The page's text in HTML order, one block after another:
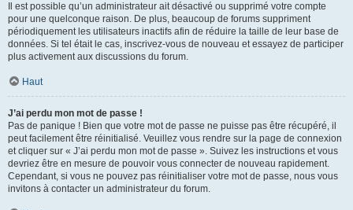
Il est possible qu’un administrateur ait désactivé ou supprimé votre compte
pour une quelconque raison. De plus, beaucoup de forums suppriment
périodiquement les utilisateurs inactifs afin de réduire la taille de leur base de
données. Si tel était le cas, inscrivez-vous de nouveau et essayez de participer
plus activement aux discussions du forum.
Haut
J’ai perdu mon mot de passe !
Pas de panique ! Bien que votre mot de passe ne puisse pas être récupéré, il
peut facilement être réinitialisé. Veuillez vous rendre sur la page de connexion
et cliquer sur « J’ai perdu mon mot de passe ». Suivez les instructions et vous
devriez être en mesure de pouvoir vous connecter de nouveau rapidement.
Cependant, si vous ne pouvez pas réinitialiser votre mot de passe, nous vous
invitons à contacter un administrateur du forum.